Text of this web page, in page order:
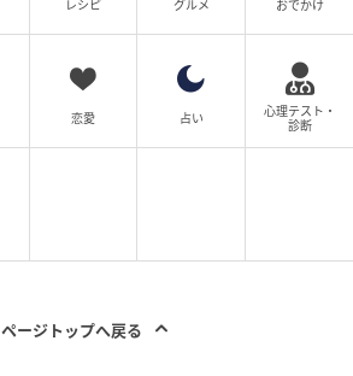
レシピ グルメ おでかけ
恋愛 占い
心理テスト・
診断
ページトップへ戻る